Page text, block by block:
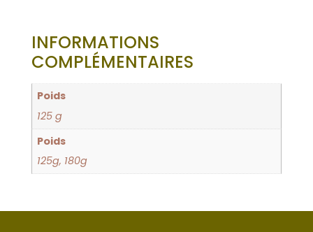
INFORMATIONS
COMPLÉMENTAIRES
Poids
125 g
Poids
125g, 180g